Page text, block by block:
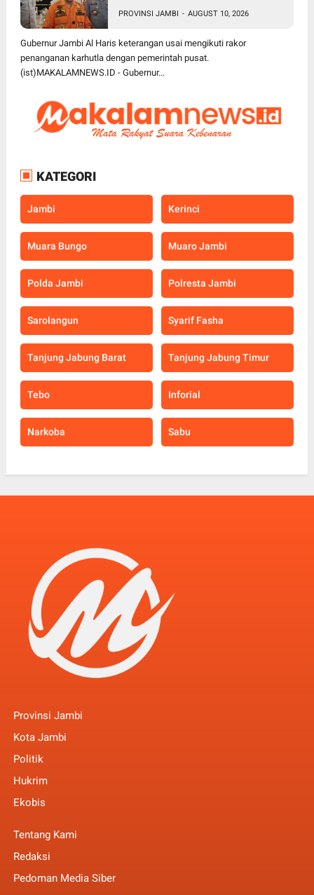
Berjibaku Padamkan Karhutla
PROVINSI JAMBI - AUGUST 10, 2026
Gubernur Jambi Al Haris keterangan usai mengikuti rakor
penanganan karhutla dengan pemerintah pusat.
(ist)MAKALAMNEWS.ID - Gubernur...
KATEGORI
Jambi Kerinci
Muara Bungo Muaro Jambi
Polda Jambi Polresta Jambi
Sarolangun Syarif Fasha
Tanjung Jabung Barat Tanjung Jabung Timur
Tebo Inforial
Narkoba Sabu
Provinsi Jambi
Kota Jambi
Politik
Hukrim
Ekobis
Tentang Kami
Redaksi
Pedoman Media Siber